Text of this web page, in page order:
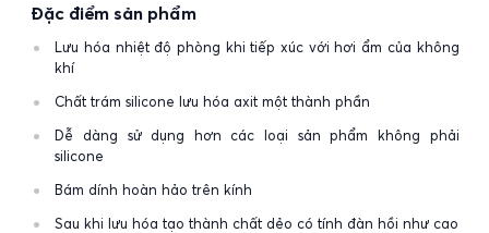
Đặc điểm sản phẩm
Lưu hóa nhiệt độ phòng khi tiếp xúc với hơi ẩm của không
khí
Chất trám silicone lưu hóa axit một thành phần
Dễ dàng sử dụng hơn các loại sản phẩm không phải
silicone
Bám dính hoàn hảo trên kính
Sau khi lưu hóa tạo thành chất dẻo có tính đàn hồi như cao